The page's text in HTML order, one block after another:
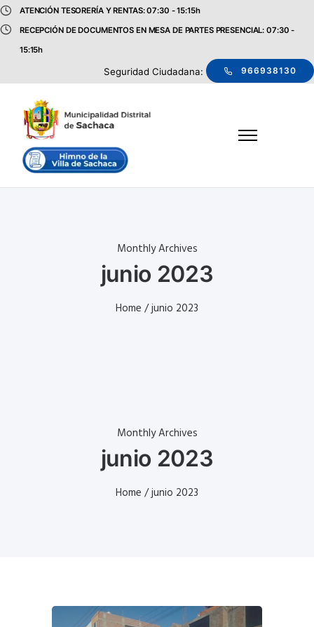
ATENCIÓN TESORERÍA Y RENTAS: 07:30 - 15:15h
RECEPCIÓN DE DOCUMENTOS EN MESA DE PARTES PRESENCIAL: 07:30 -
15:15h
Seguridad Ciudadana: 966938130
Monthly Archives
junio 2023
Home / junio 2023
Monthly Archives
junio 2023
Home / junio 2023